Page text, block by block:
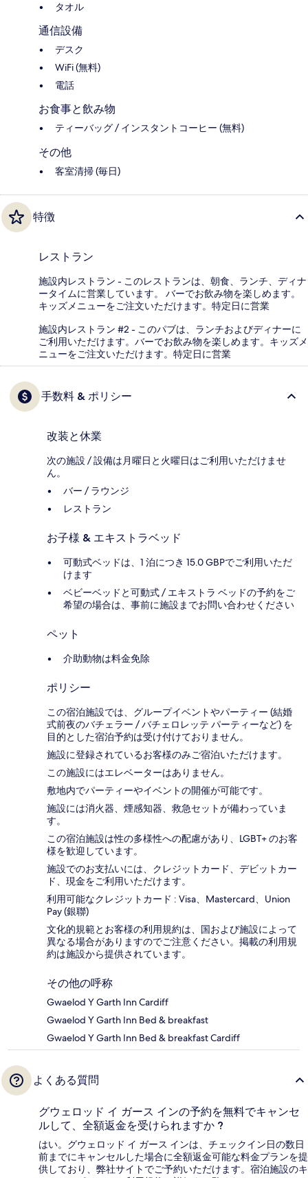
タオル
通信設備
デスク
WiFi (無料)
電話
お食事と飲み物
ティーバッグ / インスタントコーヒー (無料)
その他
客室清掃 (毎日)
特徴
レストラン
施設内レストラン - このレストランは、朝食、ランチ、ディナ
ータイムに営業しています。 バーでお飲み物を楽しめます。
キッズメニューをご注文いただけます。特定日に営業
施設内レストラン #2 - このパブは、ランチおよびディナーに
ご利用いただけます。バーでお飲み物を楽しめます。キッズメ
ニューをご注文いただけます。特定日に営業
手数料 & ポリシー
改装と休業
次の施設 / 設備は月曜日と火曜日はご利用いただけませ
ん。
バー / ラウンジ
レストラン
お子様 & エキストラベッド
可動式ベッドは、1 泊につき 15.0 GBPでご利用いただ
けます
ベビーベッドと可動式 / エキストラ ベッドの予約をご
希望の場合は、事前に施設までお問い合わせください
ペット
介助動物は料金免除
ポリシー
この宿泊施設では、グループイベントやパーティー (結婚
式前夜のバチェラー / バチェロレッテ パーティーなど) を
目的とした宿泊予約は受け付けておりません。
施設に登録されているお客様のみご宿泊いただけます。
この施設にはエレベーターはありません。
敷地内でパーティーやイベントの開催が可能です。
施設には消火器、煙感知器、救急セットが備わっていま
す。
この宿泊施設は性の多様性への配慮があり、LGBT+ のお客
様を歓迎しています。
施設でのお支払いには、クレジットカード、デビットカー
ド、現金をご利用いただけます。
利用可能なクレジットカード : Visa、Mastercard、Union
Pay (銀聯)
文化的規範とお客様の利用規約は、国および施設によって
異なる場合がありますのでご注意ください。掲載の利用規
約は施設から提供されています。
その他の呼称
Gwaelod Y Garth Inn Cardiff
Gwaelod Y Garth Inn Bed & breakfast
Gwaelod Y Garth Inn Bed & breakfast Cardiff
よくある質問
グウェロッド イ ガース インの予約を無料でキャンセ
ルして、全額返金を受けられますか ?
はい。グウェロッド イ ガース インは、チェックイン日の数日
前までにキャンセルした場合に全額返金可能な料金プランを提
供しており、弊社サイトでご予約いただけます。宿泊施設のキ